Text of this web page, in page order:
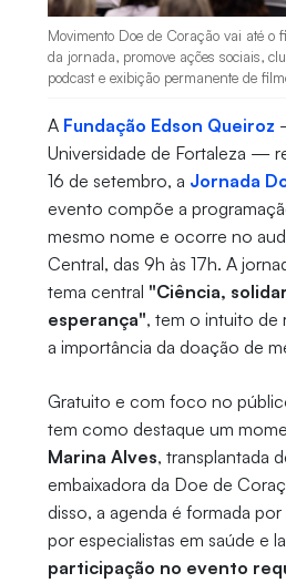
Movimento Doe de Coração vai até o
da jornada, promove ações sociais,
podcast e exibição permanente de
A Fundação Edson Queiroz
Universidade de Fortaleza —
16 de setembro, a Jornada
evento compõe a
mesmo nome e ocorre no
Central, das 9h às 17h. A
tema central "Ciência,
esperança", tem o intuito de
a importância da doação de
Gratuito e com foco no
tem como destaque um
Marina Alves, transplantada
embaixadora da Doe de
disso, a agenda é formada
por especialistas em saúde e
participação no evento